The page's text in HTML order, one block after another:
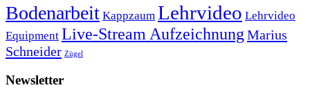
Bodenarbeit Kappzaum Lehrvideo Lehrvideo
Equipment Live-Stream Aufzeichnung Marius
Schneider Zügel
Newsletter